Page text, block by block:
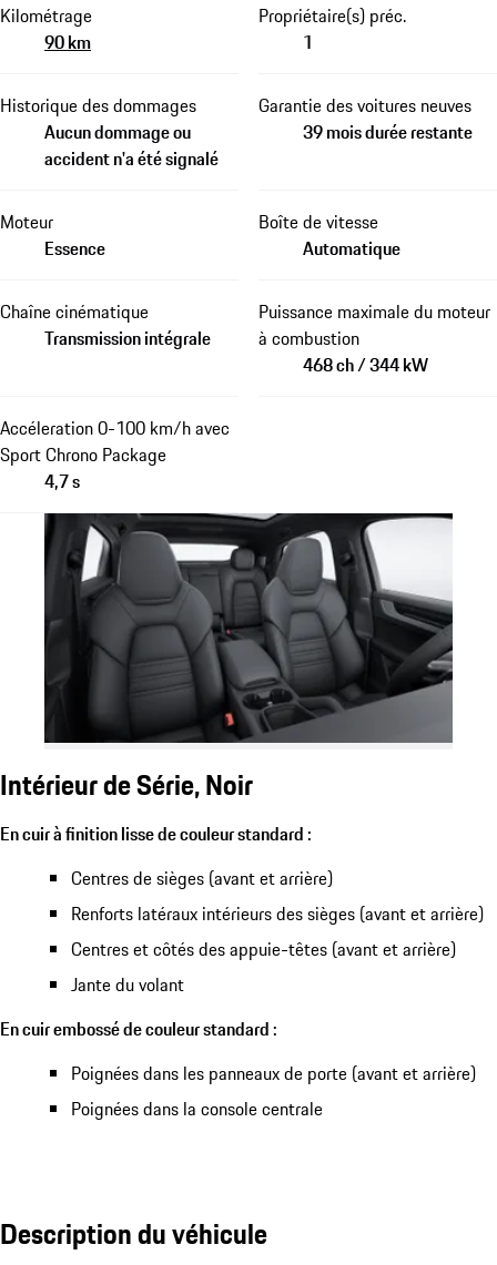
Kilométrage
90 km
Propriétaire(s) préc.
1
Historique des dommages
Aucun dommage ou
accident n'a été signalé
Garantie des voitures neuves
39 mois durée restante
Moteur
Essence
Boîte de vitesse
Automatique
Chaîne cinématique
Transmission intégrale
Puissance maximale du moteur
à combustion
468 ch / 344 kW
Accéleration 0-100 km/h avec
Sport Chrono Package
4,7 s
Intérieur de Série, Noir
En cuir à finition lisse de couleur standard :
Centres de sièges (avant et arrière)
Renforts latéraux intérieurs des sièges (avant et arrière)
Centres et côtés des appuie-têtes (avant et arrière)
Jante du volant
En cuir embossé de couleur standard :
Poignées dans les panneaux de porte (avant et arrière)
Poignées dans la console centrale
Description du véhicule